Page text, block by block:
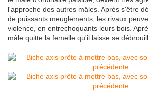
l'approche des autres mâles. Après s'être
de puissants meuglements, les rivaux
violence, en entrechoquants leurs bois.
mâle quitte la femelle qu'il laisse se